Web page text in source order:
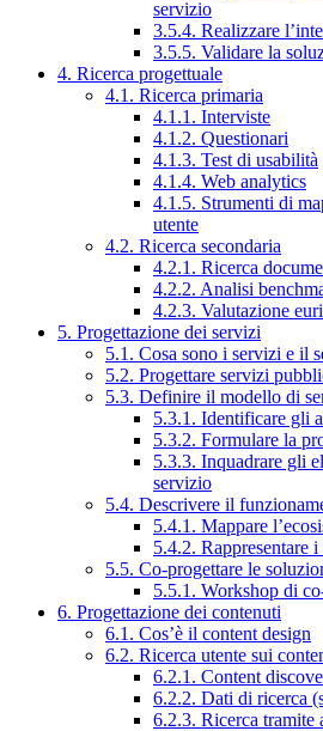
servizio
3.5.4. Realizzare
3.5.5. Validare la
4. Ricerca progettuale
4.1. Ricerca primaria
4.1.1. Interviste
4.1.2. Questionari
4.1.3. Test di usabilità
4.1.4. Web analytics
4.1.5. Strumenti di
utente
4.2. Ricerca secondaria
4.2.1. Ricerca
4.2.2. Analisi
4.2.3. Valutazione
5. Progettazione dei servizi
5.1. Cosa sono i servizi e il
5.2. Progettare servizi
5.3. Definire il modello di
5.3.1. Identificare gli
5.3.2. Formulare la
5.3.3. Inquadrare gli
servizio
5.4. Descrivere il
5.4.1. Mappare
5.4.2. Rappresentare
5.5. Co-progettare le
5.5.1. Workshop di
6. Progettazione dei contenuti
6.1. Cos’è il content design
6.2. Ricerca utente sui
6.2.1. Content
6.2.2. Dati di ricerca
6.2.3. Ricerca tramite